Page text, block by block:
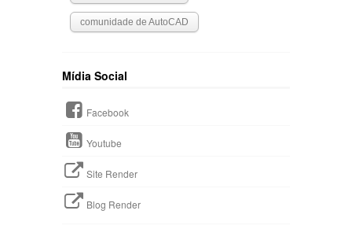
comunidade de AutoCAD
Mídia Social
Facebook
Youtube
Site Render
Blog Render